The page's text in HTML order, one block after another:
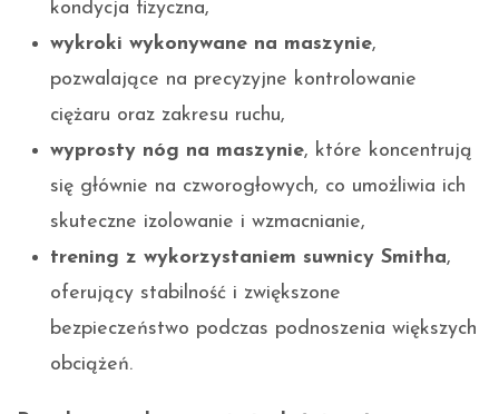
kondycja fizyczna,
wykroki wykonywane na maszynie,
pozwalające na precyzyjne kontrolowanie
ciężaru oraz zakresu ruchu,
wyprosty nóg na maszynie, które koncentrują
się głównie na czworogłowych, co umożliwia ich
skuteczne izolowanie i wzmacnianie,
trening z wykorzystaniem suwnicy Smitha,
oferujący stabilność i zwiększone
bezpieczeństwo podczas podnoszenia większych
obciążeń.